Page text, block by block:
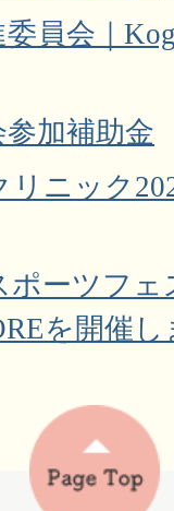
員会｜
加補助金
ニック
ポーツフ
を開催